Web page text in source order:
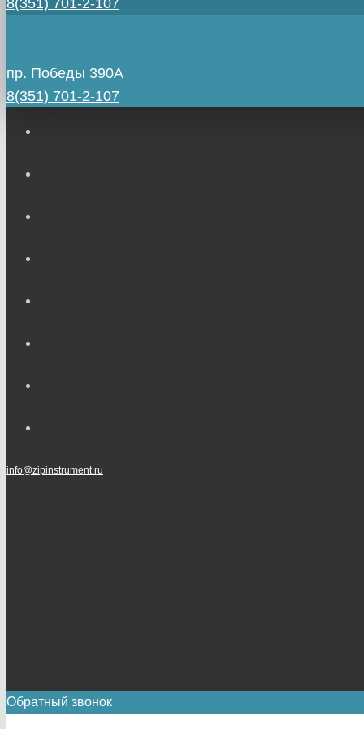
8(351) 701-2-107
пр. Победы 390А
8(351) 701-2-107
info@zipinstrument.ru
Обратный звонок